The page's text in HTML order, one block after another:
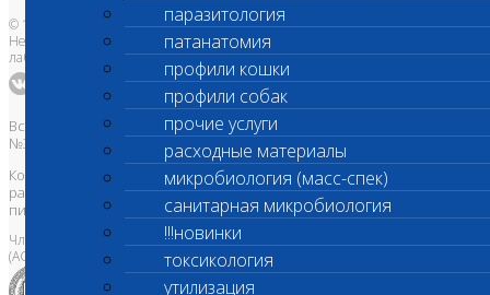
паразитология
патанатомия
профили кошки
профили собак
прочие услуги
расходные материалы
микробиология (масс-спек)
санитарная микробиология
!!!новинки
токсикология
утилизация
© 1996-2026
Независимая ветеринарная
лаборатория Шанс Био
Все права защищены и охраняются законом. Товарный знак
№395740 от 2008 г. ООО "ШАНС БИО"
Копирование, тиражирование, а также использование материалов,
размещенных на сайтеwww.vetlab.ruвозможно только с
письменного разрешения Правообладателя
Член Национальной ветеринарной палаты
(АСРО НВП)